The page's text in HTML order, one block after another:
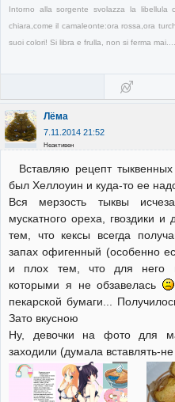
Intorno alla sorgente svolazza la
chiara,come il camaleonte:ora rossa,ora
suoi colori! Si libra e frulla, non si ferma
Лёма
7.11.2014 21:52
Неактивен
Вставляю рецепт
был Хеллоуин и куда-то ее
Вся мерзость тыквы
мускатного ореха, гвоздики
тем, что кексы всегда
запах офигенный (особенно
и плох тем, что для него
которыми я не обзавелась
пекарской бумаги...
Зато вкусною
Ну, девочки на фото для
заходили (думала вставлять-не